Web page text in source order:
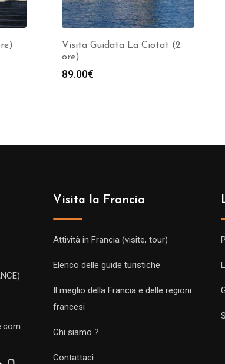
Visita Guidata La Ciotat (2
ore)
89.00€
Visita la Francia
Attività in Francia (visite, tour)
Elenco delle guide turistiche
Il meglio della Francia e delle regioni
francesi
Chi siamo ?
Contattaci